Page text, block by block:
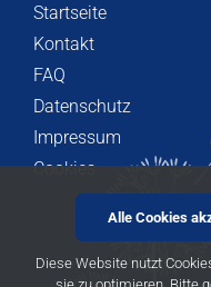
Startseite
Kontakt
FAQ
Datenschutz
Impressum
Cookies
Diese Website nutzt
Alle Cookies